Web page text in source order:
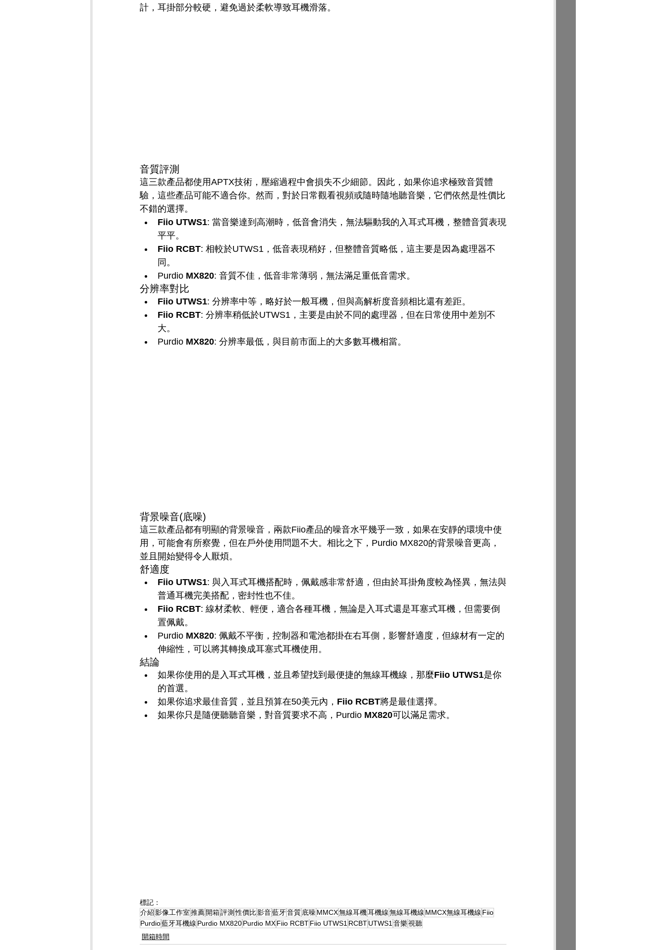
計，耳掛部分較硬，避免過於柔軟導致耳機滑落。
音質評測
這三款產品都使用APTX技術，壓縮過程中會損失不少細節。因此，如果你追求極致音質體
驗，這些產品可能不適合你。然而，對於日常觀看視頻或隨時隨地聽音樂，它們依然是性價比
不錯的選擇。
Fiio UTWS1: 當音樂達到高潮時，低音會消失，無法驅動我的入耳式耳機，整體音質表現
平平。
Fiio RCBT: 相較於UTWS1，低音表現稍好，但整體音質略低，這主要是因為處理器不
同。
Purdio MX820: 音質不佳，低音非常薄弱，無法滿足重低音需求。
分辨率對比
Fiio UTWS1: 分辨率中等，略好於一般耳機，但與高解析度音頻相比還有差距。
Fiio RCBT: 分辨率稍低於UTWS1，主要是由於不同的處理器，但在日常使用中差別不
大。
Purdio MX820: 分辨率最低，與目前市面上的大多數耳機相當。
背景噪音(底噪)
這三款產品都有明顯的背景噪音，兩款Fiio產品的噪音水平幾乎一致，如果在安靜的環境中使
用，可能會有所察覺，但在戶外使用問題不大。相比之下，Purdio MX820的背景噪音更高，
並且開始變得令人厭煩。
舒適度
Fiio UTWS1: 與入耳式耳機搭配時，佩戴感非常舒適，但由於耳掛角度較為怪異，無法與
普通耳機完美搭配，密封性也不佳。
Fiio RCBT: 線材柔軟、輕便，適合各種耳機，無論是入耳式還是耳塞式耳機，但需要倒
置佩戴。
Purdio MX820: 佩戴不平衡，控制器和電池都掛在右耳側，影響舒適度，但線材有一定的
伸縮性，可以將其轉換成耳塞式耳機使用。
結論
如果你使用的是入耳式耳機，並且希望找到最便捷的無線耳機線，那麼Fiio UTWS1是你
的首選。
如果你追求最佳音質，並且預算在50美元內， Fiio RCBT將是最佳選擇。
如果你只是隨便聽聽音樂，對音質要求不高，Purdio MX820可以滿足需求。
標記：
介紹影像工作室推薦開箱評測 性價比影音藍牙音質底噪 MMCX無線耳機耳機線無線耳機線 MMCX無線耳機線 Fiio
Purdio藍牙耳機線 Purdio MX820Purdio MXFiio RCBTFiio UTWS1RCBTUTWS1音樂視聽
開箱時間